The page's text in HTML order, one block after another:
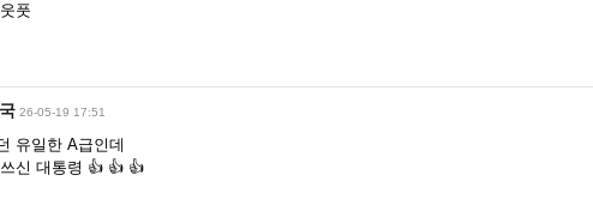
풋
26-05-19 17:51
유일한 A급인데
신 대통령 👍 👍 👍